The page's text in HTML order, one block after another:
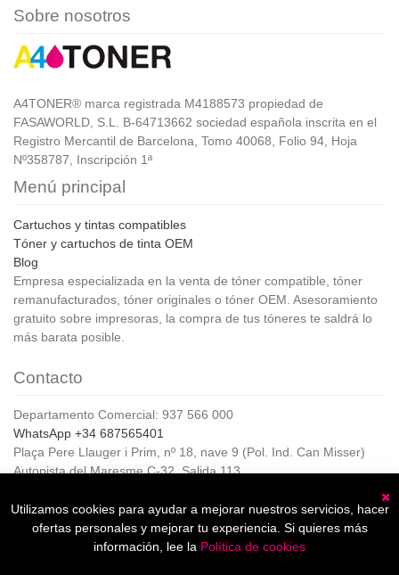
Sobre nosotros
A4TONER® marca registrada M4188573 propiedad de
FASAWORLD, S.L. B-64713662 sociedad española inscrita en el
Registro Mercantil de Barcelona, Tomo 40068, Folio 94, Hoja
Nº358787, Inscripción 1ª
Menú principal
Cartuchos y tintas compatibles
Tóner y cartuchos de tinta OEM
Blog
Empresa especializada en la venta de tóner compatible, tóner
remanufacturados, tóner originales o tóner OEM. Asesoramiento
gratuito sobre impresoras, la compra de tus tóneres te saldrá lo
más barata posible.
Contacto
Departamento Comercial: 937 566 000
WhatsApp +34 687565401
Plaça Pere Llauger i Prim, nº 18, nave 9 (Pol. Ind. Can Misser)
Autopista del Maresme C-32, Salida 113
Horario de Atención al cliente:
De lunes a jueves de 8:00 a 17:00,
Viernes de 8:00 a 15:00
Utilizamos cookies para ayudar a mejorar nuestros servicios, hacer
ofertas personales y mejorar tu experiencia. Si quieres más
información, lee la Política de cookies